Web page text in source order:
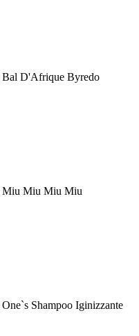
Bal D'Afrique Byredo
Miu Miu Miu Miu
One`s Shampoo Iginizzante